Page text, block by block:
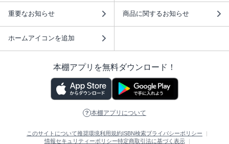
重要なお知らせ 商品に関するお知らせ
ホームアイコンを追加
本棚アプリを無料ダウンロード！
本棚アプリについて
このサイトについて推奨環境利用規約ISBN検索プライバシーポリシー
情報セキュリティーポリシー特定商取引法に基づく表示